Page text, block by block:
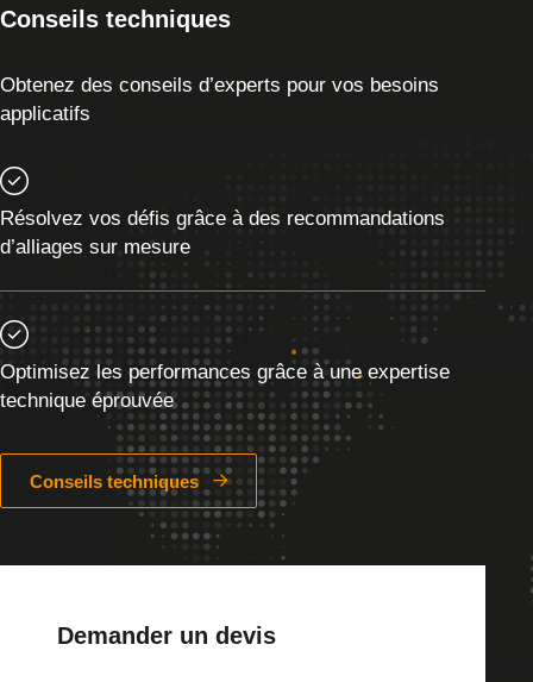
Conseils techniques
Obtenez des conseils d’experts pour vos besoins
applicatifs
Résolvez vos défis grâce à des recommandations
d’alliages sur mesure
Optimisez les performances grâce à une expertise
technique éprouvée
Conseils techniques
Demander un devis